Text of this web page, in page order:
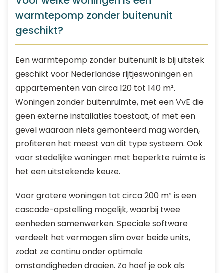
warmtepomp zonder buitenunit
geschikt?
Een warmtepomp zonder buitenunit is bij uitstek
geschikt voor Nederlandse rijtjeswoningen en
appartementen van circa 120 tot 140 m².
Woningen zonder buitenruimte, met een VvE die
geen externe installaties toestaat, of met een
gevel waaraan niets gemonteerd mag worden,
profiteren het meest van dit type systeem. Ook
voor stedelijke woningen met beperkte ruimte is
het een uitstekende keuze.
Voor grotere woningen tot circa 200 m² is een
cascade-opstelling mogelijk, waarbij twee
eenheden samenwerken. Speciale software
verdeelt het vermogen slim over beide units,
zodat ze continu onder optimale
omstandigheden draaien. Zo hoef je ook als